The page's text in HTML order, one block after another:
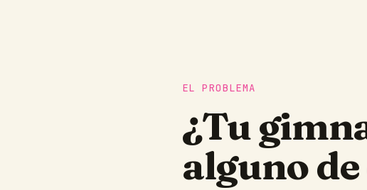
EL PROBLEMA
¿Tu
alguno